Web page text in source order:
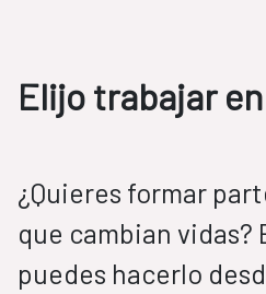
Elijo trabajar
¿Quieres formar
que cambian vidas?
puedes hacerlo